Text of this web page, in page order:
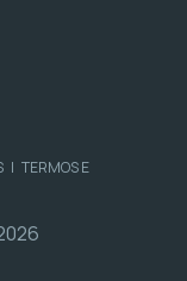
| TERMOS E